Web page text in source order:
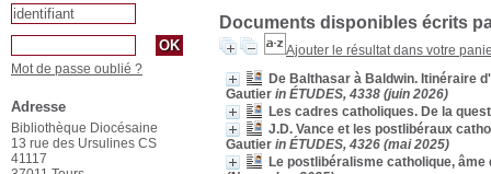
Documents disponibles écrits
Ajouter le résultat dans votre
De Balthasar à Baldwin. Itinéraire
Gautier in ÉTUDES, 4338 (juin 2026)
Les cadres catholiques. De la
J.D. Vance et les postlibéraux
Gautier in ÉTUDES, 4326 (mai 2025)
Le postlibéralisme catholique,
Mot de passe oublié ?
Adresse
Bibliothèque Diocésaine
13 rue des Ursulines CS
41117